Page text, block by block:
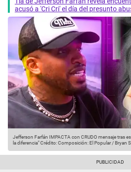
acusó a 'Cri Cri' el día del presunto
Jefferson Farfán IMPACTA con CRUDO mensaje tras
la diferencia"Crédito: Composición: El Popular / Bryan